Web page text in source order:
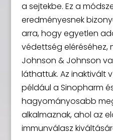
a sejtekbe. Ez a
eredményesnek
arra, hogy egyetlen
védettség eléréséhez,
Johnson & Johnson
láthattuk. Az inaktivált
például a Sinopharm
hagyományosabb
alkalmaznak, ahol az
immunválasz